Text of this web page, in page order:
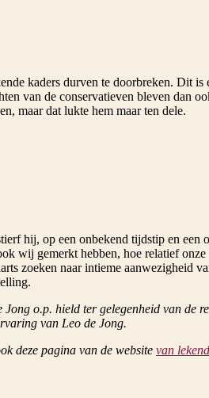
kaders durven te doorbreken. Dit
van de conservatieven bleven dan
maar dat lukte hem maar ten dele.
hij, op een onbekend tijdstip en een
wij gemerkt hebben, hoe relatief onze
zoeken naar intieme aanwezigheid
o.p. hield ter gelegenheid van de
van Leo de Jong.
deze pagina van de website van